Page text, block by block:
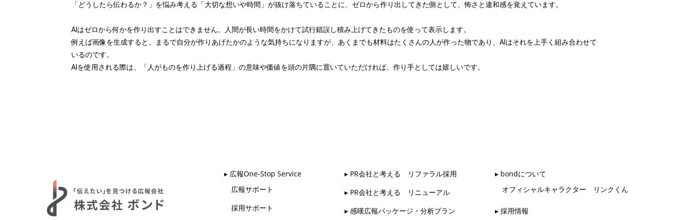
「どうしたら伝わるか？」を悩み考える「大切な想いや時間」が抜け落ちていることに、ゼロから作り出してきた側として、怖さと違和感を覚えています。
AIはゼロから何かを作り出すことはできません。人間が長い時間をかけて試行錯誤し積み上げてきたものを使って表示します。
例えば画像を生成すると、まるで自分が作りあげたかのような気持ちになりますが、あくまでも材料はたくさんの人が作った物であり、AIはそれを上手く組み合わせて
いるのです。
AIを使用される際は、「人がものを作り上げる過程」の意味や価値を頭の片隅に置いていただければ、作り手としては嬉しいです。
▸ 広報One-Stop Service
広報サポート
採用サポート
▸ PR会社と考える リファラル採用
▸ PR会社と考える リニューアル
▸ 感嘆広報パッケージ・分析プラン
▸ bondについて
オフィシャルキャラクター リンクくん
▸ 採用情報